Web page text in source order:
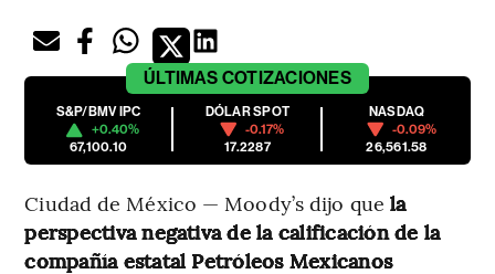
ÚLTIMAS COTIZACIONES
S&P/BMV IPC
+0.40%
67,100.10
DÓLAR SPOT
-0.17%
17.2287
NASDAQ
-0.09%
26,561.58
Ciudad de México — Moody’s dijo que la
perspectiva negativa de la calificación de la
compañía estatal Petróleos Mexicanos